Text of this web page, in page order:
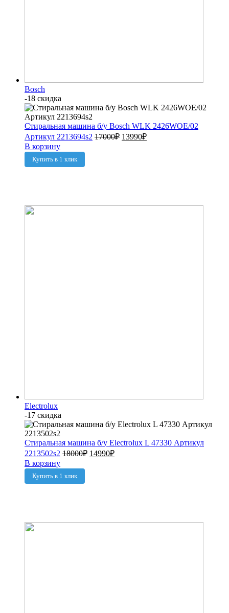
Bosch
-18 скидка
Стиральная машина б/у Bosch WLK 2426WOE/02
Артикул 2213694s2 17000₽ 13990₽
В корзину
Купить в 1 клик
Electrolux
-17 скидка
Стиральная машина б/у Electrolux L 47330 Артикул
2213502s2 18000₽ 14990₽
В корзину
Купить в 1 клик